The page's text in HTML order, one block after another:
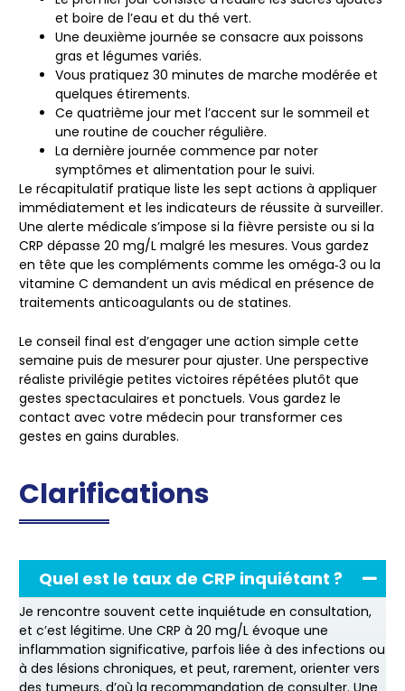
et boire de l’eau et du thé vert.
Une deuxième journée se consacre aux poissons
gras et légumes variés.
Vous pratiquez 30 minutes de marche modérée et
quelques étirements.
Ce quatrième jour met l’accent sur le sommeil et
une routine de coucher régulière.
La dernière journée commence par noter
symptômes et alimentation pour le suivi.
Le récapitulatif pratique liste les sept actions à appliquer
immédiatement et les indicateurs de réussite à surveiller.
Une alerte médicale s’impose si la fièvre persiste ou si la
CRP dépasse 20 mg/L malgré les mesures. Vous gardez
en tête que les compléments comme les oméga‑3 ou la
vitamine C demandent un avis médical en présence de
traitements anticoagulants ou de statines.
Le conseil final est d’engager une action simple cette
semaine puis de mesurer pour ajuster. Une perspective
réaliste privilégie petites victoires répétées plutôt que
gestes spectaculaires et ponctuels. Vous gardez le
contact avec votre médecin pour transformer ces
gestes en gains durables.
Clarifications
Quel est le taux de CRP inquiétant ?
Je rencontre souvent cette inquiétude en consultation,
et c’est légitime. Une CRP à 20 mg/L évoque une
inflammation significative, parfois liée à des infections ou
à des lésions chroniques, et peut, rarement, orienter vers
des tumeurs, d’où la recommandation de consulter. Une